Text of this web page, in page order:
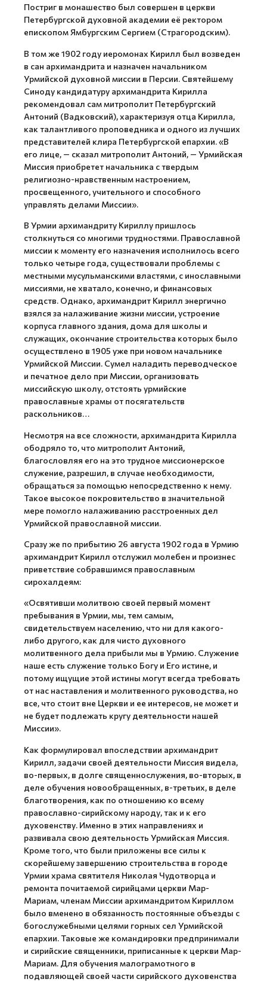
Постриг в монашество был совершен в церкви
Петербургской духовной академии её ректором
епископом Ямбургским Сергием (Страгородским).
В том же 1902 году иеромонах Кирилл был возведен
в сан архимандрита и назначен начальником
Урмийской духовной миссии в Персии. Святейшему
Синоду кандидатуру архимандрита Кирилла
рекомендовал сам митрополит Петербургский
Антоний (Вадковский), характеризуя отца Кирилла,
как талантливого проповедника и одного из лучших
представителей клира Петербургской епархии. «В
его лице, — сказал митрополит Антоний, — Урмийская
Миссия приобретет начальника с твердым
религиозно-нравственным настроением,
просвещенного, учительного и способного
управлять делами Миссии».
В Урмии архимандриту Кириллу пришлось
столкнуться со многими трудностями. Православной
миссии к моменту его назначения исполнилось всего
только четыре года, существовали проблемы с
местными мусульманскими властями, с инославными
миссиями, не хватало, конечно, и финансовых
средств. Однако, архимандрит Кирилл энергично
взялся за налаживание жизни миссии, устроение
корпуса главного здания, дома для школы и
служащих, окончание строительства которых было
осуществлено в 1905 уже при новом начальнике
Урмийской Миссии. Сумел наладить переводческое
и печатное дело при Миссии, организовать
миссийскую школу, отстоять урмийские
православные храмы от посягательств
раскольников…
Несмотря на все сложности, архимандрита Кирилла
ободряло то, что митрополит Антоний,
благословляя его на это трудное миссионерское
служение, разрешил, в случае необходимости,
обращаться за помощью непосредственно к нему.
Такое высокое покровительство в значительной
мере помогло налаживанию расстроенных дел
Урмийской православной миссии.
Сразу же по прибытию 26 августа 1902 года в Урмию
архимандрит Кирилл отслужил молебен и произнес
приветствие собравшимся православным
сирохалдеям:
«Освятивши молитвою своей первый момент
пребывания в Урмии, мы, тем самым,
свидетельствуем населению, что ни для какого-
либо другого, как для чисто духовного
молитвенного дела прибыли мы в Урмию. Служение
наше есть служение только Богу и Его истине, и
потому ищущие этой истины могут всегда требовать
от нас наставления и молитвенного руководства, но
все, что стоит вне Церкви и ее интересов, не может и
не будет подлежать кругу деятельности нашей
Миссии».
Как формулировал впоследствии архимандрит
Кирилл, задачи своей деятельности Миссия видела,
во-первых, в долге священнослужения, во-вторых, в
деле обучения новообращенных, в-третьих, в деле
благотворения, как по отношению ко всему
православно-сирийскому народу, так и к его
духовенству. Именно в этих направлениях и
развивала свою деятельность Урмийская Миссия.
Кроме того, что были приложены все силы к
скорейшему завершению строительства в городе
Урмии храма святителя Николая Чудотворца и
ремонта почитаемой сирийцами церкви Мар-
Мариам, членам Миссии архимандритом Кириллом
было вменено в обязанность постоянные объезды с
богослужебными целями горных сел Урмийской
епархии. Таковые же командировки предпринимали
и сирийские священники, приписанные к церкви Мар-
Мариам. Для обучения малограмотного в
подавляющей своей части сирийского духовенства